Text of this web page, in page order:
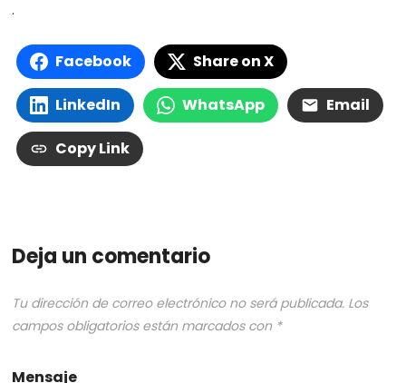
.
Facebook Share on X
LinkedIn WhatsApp Email
Copy Link
Deja un comentario
Tu dirección de correo electrónico no será publicada. Los
campos obligatorios están marcados con *
Mensaje